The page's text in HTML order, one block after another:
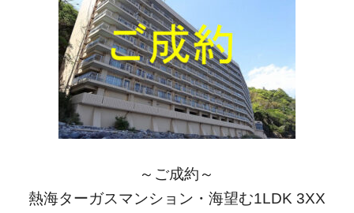
～ご成約～
熱海ターガスマンション・海望む1LDK 3XX